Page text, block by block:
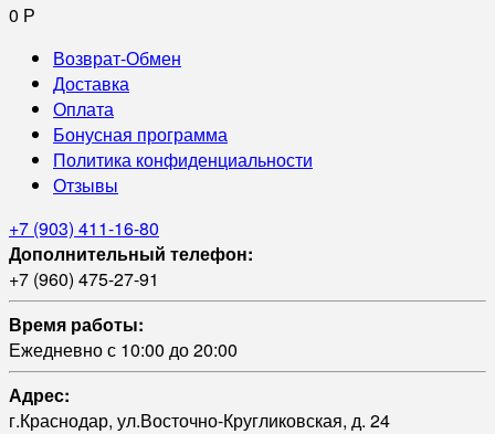
0 Р
Возврат-Обмен
Доставка
Оплата
Бонусная программа
Политика конфиденциальности
Отзывы
+7 (903) 411-16-80
Дополнительный телефон:
+7 (960) 475-27-91
Время работы:
Ежедневно с 10:00 до 20:00
Адрес:
г.Краснодар, ул.Восточно-Кругликовская, д. 24